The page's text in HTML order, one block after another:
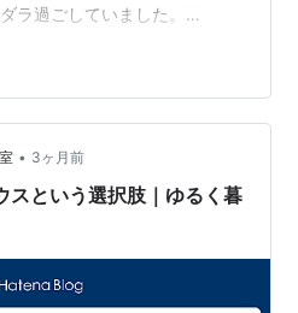
ラ過ごしていました。
で、このUR賃貸
気なく検索してみると・・・
いるではないですか！ そう
した人たちの 空室が出る時
っかり設備面をチェッ…
• 3ヶ月前
スという選択肢｜ゆるく暮